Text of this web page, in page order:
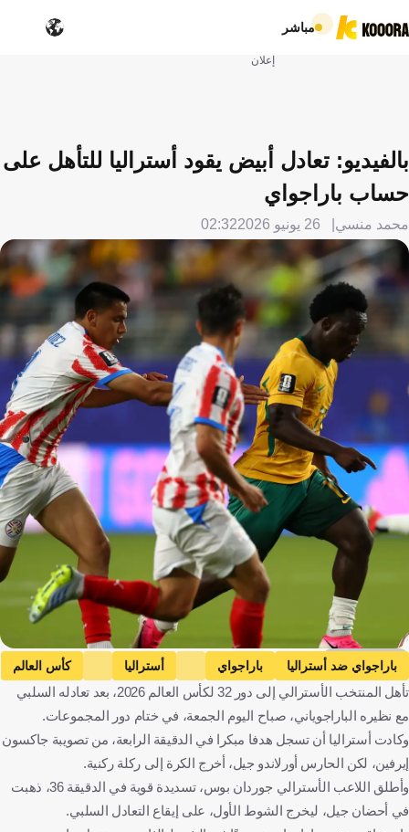
مباشر
إعلان
بالفيديو: تعادل أبيض يقود أستراليا للتأهل على
حساب باراجواي
محمد منسي 26 يونيو 2026 02:32
Getty Images
باراجواي ضد أستراليا باراجواي أستراليا
كأس العالم
باراغواي
أستراليا الولايات المتحدة كرة قدمتأهل المنتخب الأسترالي إلى دور 32 لكأس العالم 2026، بعد تعادله السلبي
مع نظيره الباراجوياني، صباح اليوم الجمعة، في ختام دور المجموعات.
وكادت أستراليا أن تسجل هدفا مبكرا في الدقيقة الرابعة، من تصويبة جاكسون
إيرفين، لكن الحارس أورلاندو جيل، أخرج الكرة إلى ركلة ركنية.
وأطلق اللاعب الأسترالي جوردان بوس، تسديدة قوية في الدقيقة 36، ذهبت
في أحضان جيل، ليخرج الشوط الأول، على إيقاع التعادل السلبي.